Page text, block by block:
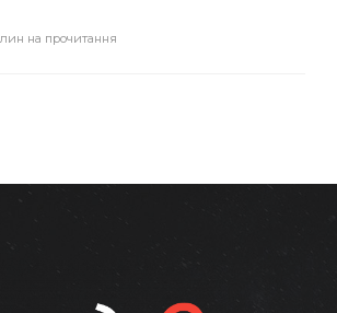
на прочитання